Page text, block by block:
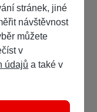
stránek, jiné
návštěvnost
můžete
v
údajů a také v